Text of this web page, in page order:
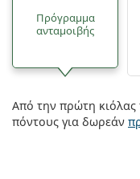
Πρόγραμμα
ανταμοιβής
Από την πρώτη κιόλας
πόντους για δωρεάν